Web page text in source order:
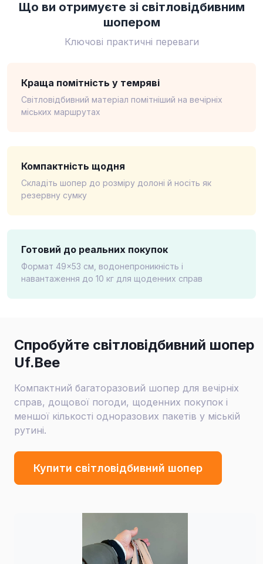
Що ви отримуєте зі світловідбивним
шопером
Ключові практичні переваги
Краща помітність у темряві
Світловідбивний матеріал помітніший на вечірніх
міських маршрутах
Компактність щодня
Складіть шопер до розміру долоні й носіть як
резервну сумку
Готовий до реальних покупок
Формат 49×53 см, водонепроникність і
навантаження до 10 кг для щоденних справ
Спробуйте світловідбивний шопер
Uf.Bee
Компактний багаторазовий шопер для вечірніх
справ, дощової погоди, щоденних покупок і
меншої кількості одноразових пакетів у міській
рутині.
Купити світловідбивний шопер